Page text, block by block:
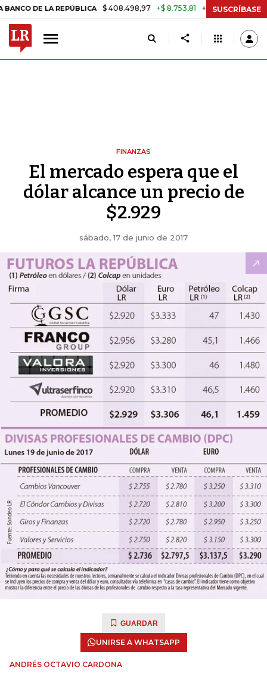
LA REPÚBLICA $ 408.498,97 +$ 8.753,81 +2,19% TASA DE
SUSCRÍBASE
FINANZAS
El mercado espera que el
dólar alcance un precio de
$2.929
sábado, 17 de junio de 2017
GUARDAR
UNIRSE A WHATSAPP
ANDRÉS OCTAVIO CARDONA